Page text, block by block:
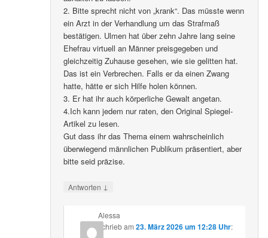
2. Bitte sprecht nicht von „krank“. Das müsste wenn
ein Arzt in der Verhandlung um das Strafmaß
bestätigen. Ulmen hat über zehn Jahre lang seine
Ehefrau virtuell an Männer preisgegeben und
gleichzeitig Zuhause gesehen, wie sie gelitten hat.
Das ist ein Verbrechen. Falls er da einen Zwang
hatte, hätte er sich Hilfe holen können.
3. Er hat ihr auch körperliche Gewalt angetan.
4.Ich kann jedem nur raten, den Original Spiegel-
Artikel zu lesen.
Gut dass ihr das Thema einem wahrscheinlich
überwiegend männlichen Publikum präsentiert, aber
bitte seid präzise.
Antworten ↓
Alessa
schriebam 23. März 2026 um 12:28 Uhr: